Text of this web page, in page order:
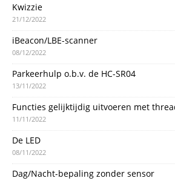
Kwizzie
21/12/2022
iBeacon/LBE-scanner
08/12/2022
Parkeerhulp o.b.v. de HC-SR04
13/11/2022
Functies gelijktijdig uitvoeren met
11/11/2022
De LED
08/11/2022
Dag/Nacht-bepaling zonder sensor